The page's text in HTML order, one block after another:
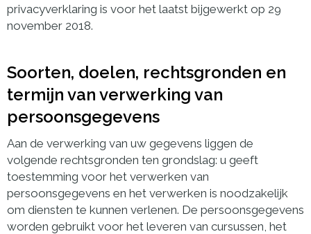
privacyverklaring is voor het laatst bijgewerkt op 29
november 2018.
Soorten, doelen, rechtsgronden en
termijn van verwerking van
persoonsgegevens
Aan de verwerking van uw gegevens liggen de
volgende rechtsgronden ten grondslag: u geeft
toestemming voor het verwerken van
persoonsgegevens en het verwerken is noodzakelijk
om diensten te kunnen verlenen. De persoonsgegevens
worden gebruikt voor het leveren van cursussen, het